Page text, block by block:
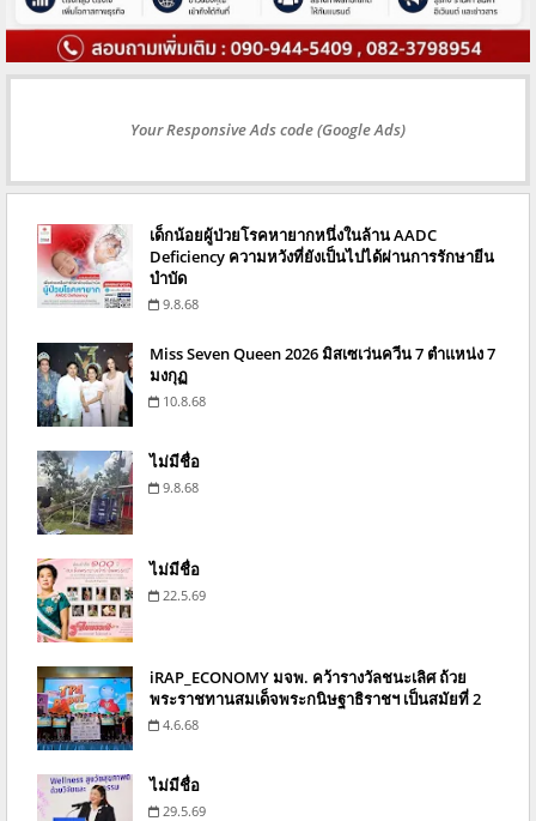
Your Responsive Ads code (Google Ads)
เด็กน้อยผู้ป่วยโรคหายากหนึ่งในล้าน AADC
Deficiency ความหวังที่ยังเป็นไปได้ผ่านการรักษายีน
บำบัด
9.8.68
Miss Seven Queen 2026 มิสเซเว่นควีน 7 ตำแหน่ง 7
มงกุฏ
10.8.68
ไม่มีชื่อ
9.8.68
ไม่มีชื่อ
22.5.69
iRAP_ECONOMY มจพ. คว้ารางวัลชนะเลิศ ถ้วย
พระราชทานสมเด็จพระกนิษฐาธิราชฯ เป็นสมัยที่ 2
4.6.68
ไม่มีชื่อ
29.5.69